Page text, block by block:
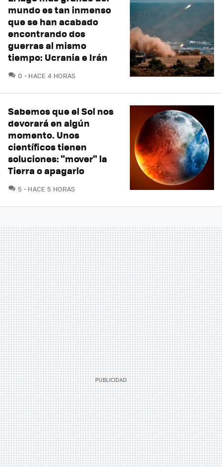
mundo es tan inmenso
que se han acabado
encontrando dos
guerras al mismo
tiempo: Ucrania e Irán
0 COMENTARIOS
HACE 4 HORAS
Sabemos que el Sol nos
devorará en algún
momento. Unos
científicos tienen
soluciones: "mover" la
Tierra o apagarlo
5 COMENTARIOS
HACE 5 HORAS